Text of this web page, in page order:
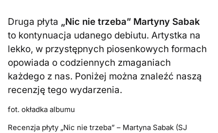
Druga płyta „Nic nie trzeba” Martyny Sabak
to kontynuacja udanego debiutu. Artystka na
lekko, w przystępnych piosenkowych formach
opowiada o codziennych zmaganiach
każdego z nas. Poniżej można znaleźć naszą
recenzję tego wydarzenia.
fot. okładka albumu
Recenzja płyty „Nic nie trzeba” – Martyna Sabak (SJ